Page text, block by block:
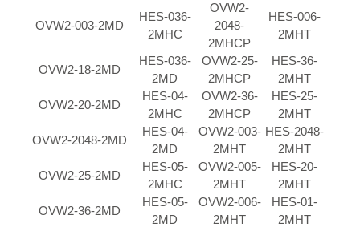
OVW2-003-2MD
HES-036-
2MHC
OVW2-
2048-
2MHCP
HES-006-
2MHT
OVW2-18-2MD
HES-036-
2MD
OVW2-25-
2MHCP
HES-36-
2MHT
OVW2-20-2MD
HES-04-
2MHC
OVW2-36-
2MHCP
HES-25-
2MHT
OVW2-2048-2MD
HES-04-
2MD
OVW2-003-
2MHT
HES-2048-
2MHT
OVW2-25-2MD
HES-05-
2MHC
OVW2-005-
2MHT
HES-20-
2MHT
OVW2-36-2MD
HES-05-
2MD
OVW2-006-
2MHT
HES-01-
2MHT